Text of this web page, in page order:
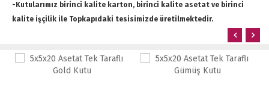
-Kutularımız birinci kalite karton, birinci kalite asetat ve birinci
kalite işçilik ile Topkapıdaki tesisimizde üretilmektedir.